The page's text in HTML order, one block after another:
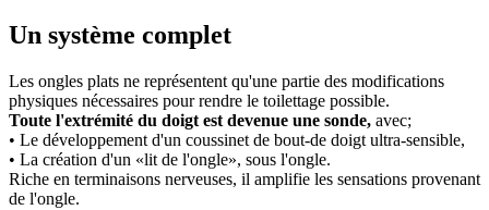
Un système complet
Les ongles plats ne représentent qu'une partie des modifications
physiques nécessaires pour rendre le toilettage possible.
Toute l'extrémité du doigt est devenue une sonde, avec;
• Le développement d'un coussinet de bout-de doigt ultra-sensible,
• La création d'un «lit de l'ongle», sous l'ongle.
Riche en terminaisons nerveuses, il amplifie les sensations provenant
de l'ongle.